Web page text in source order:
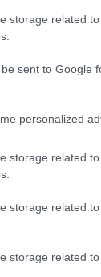
storage related
sent to Google
personalized
storage related
storage related
storage related to
bağ
növlərə cəlb
növləri
ən
dram